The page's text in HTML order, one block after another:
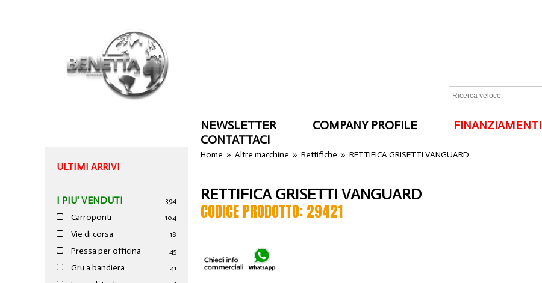
NEWSLETTER COMPANY PROFILE FINANZIAMENTI
CONTATTACI
ULTIMI ARRIVI
I PIU' VENDUTI 394
Carroponti 104
Vie di corsa 18
Pressa per officina 45
Gru a bandiera 41
Home »Altre macchine »Rettifiche »RETTIFICA GRISETTI VANGUARD
RETTIFICA GRISETTI VANGUARD
CODICE PRODOTTO: 29421